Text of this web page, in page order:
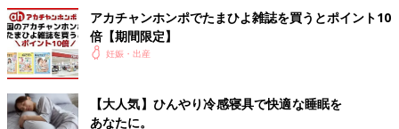
アカチャンホンポでたまひよ雑誌を買うとポイント10
倍【期間限定】
妊娠・出産
【大人気】ひんやり冷感寝具で快適な睡眠を
あなたに。